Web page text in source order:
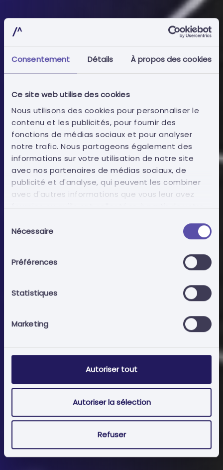
Consentement Détails À propos des cookies
Ce site web utilise des cookies
Nous utilisons des cookies pour personnaliser le
contenu et les publicités, pour fournir des
fonctions de médias sociaux et pour analyser
notre trafic. Nous partageons également des
informations sur votre utilisation de notre site
avec nos partenaires de médias sociaux, de
publicité et d'analyse, qui peuvent les combiner
avec d'autres informations que vous leur avez
duNécessaire
Préférences
Statistiques
Marketing
Autoriser tout
Autoriser la sélection
Refuser
Opérateurs économiques
Préparation des Documents
d'Offres
Atténuer le risque d'exclusion des offres en
personnes expérimentées.